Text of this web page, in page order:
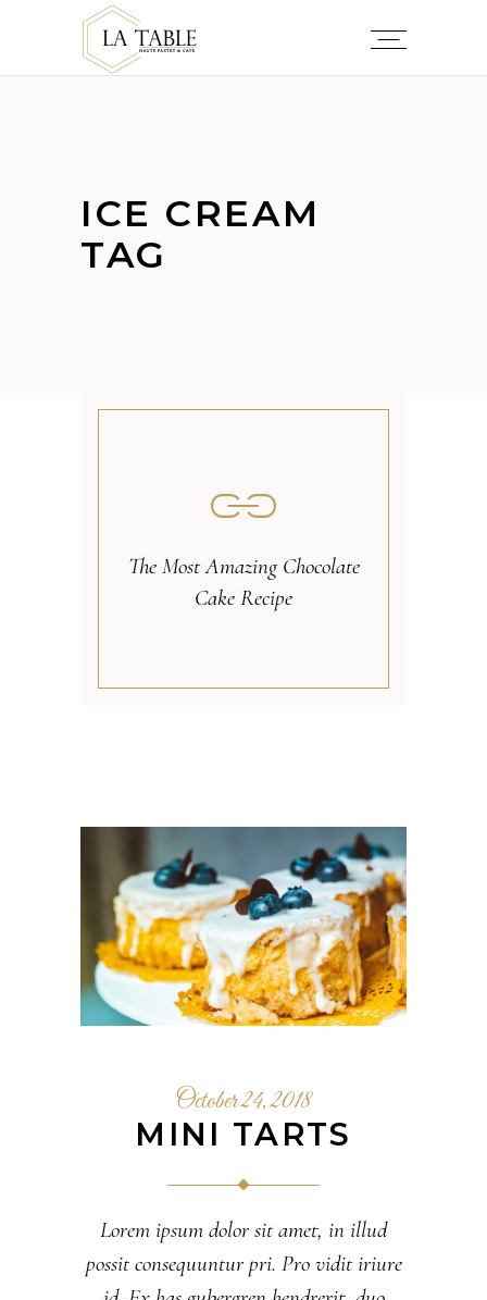
ICE CREAM
TAG
The Most Amazing Chocolate
Cake Recipe
October 24, 2018
MINI TARTS
Lorem ipsum dolor sit amet, in illud
possit consequuntur pri. Pro vidit iriure